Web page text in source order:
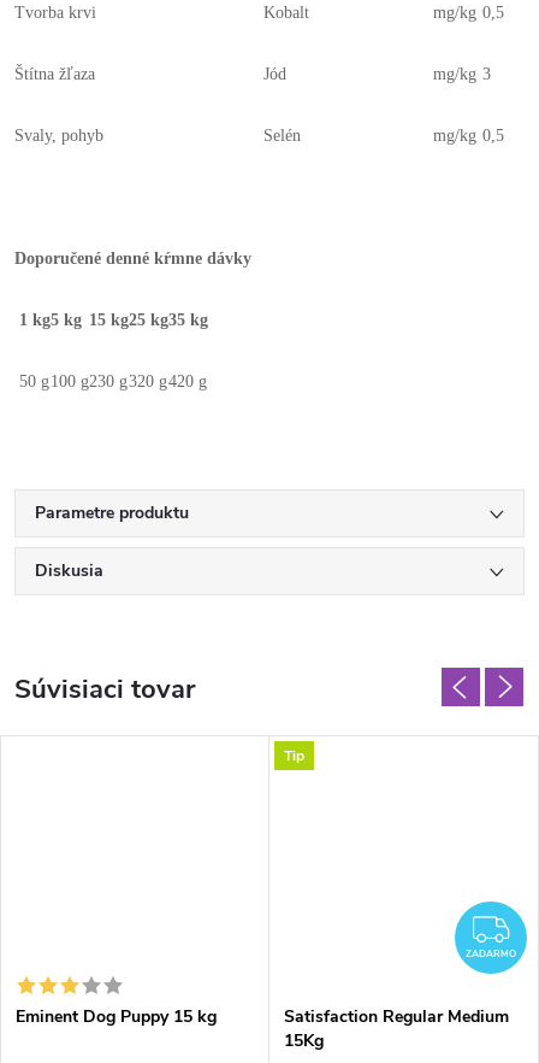
Tvorba krvi Kobalt mg/kg 0,5
Štítna žľaza Jód mg/kg 3
Svaly, pohyb Selén mg/kg 0,5
Doporučené denné kŕmne dávky
1 kg5 kg 15 kg25 kg35 kg
50 g100 g230 g320 g420 g
Parametre produktu
Diskusia
Súvisiaci tovar
Eminent Dog Puppy 15 kg
Tip
ZADARMO
Satisfaction Regular Medium
15Kg